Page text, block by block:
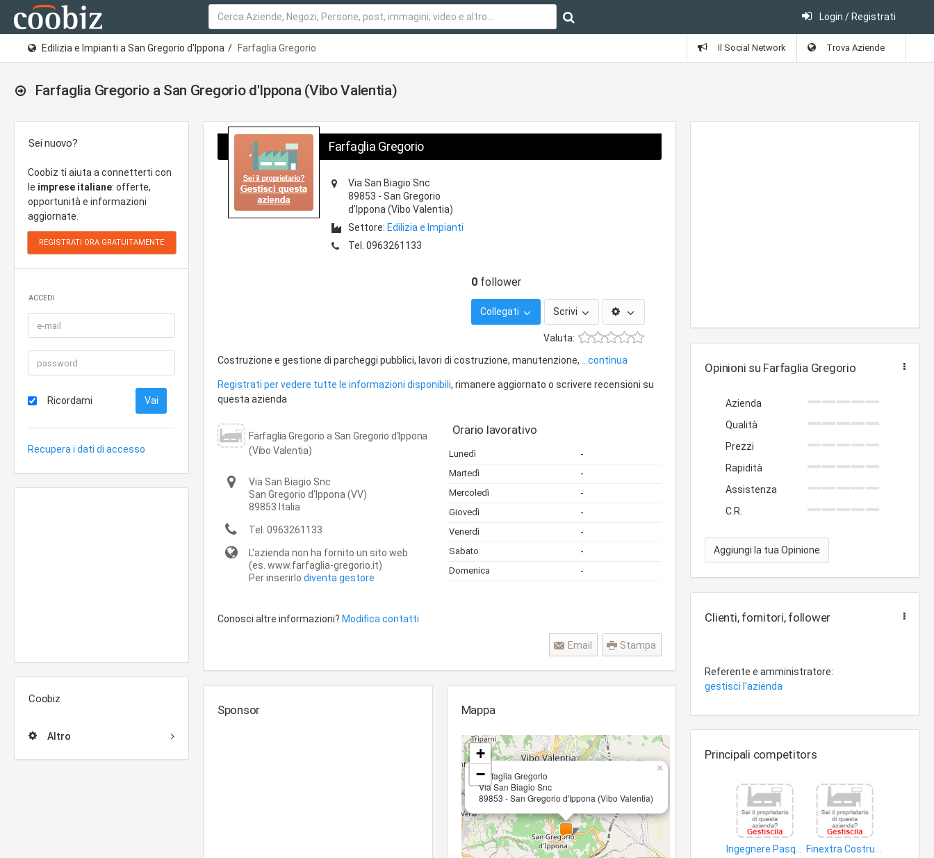
Login / Registrati
Edilizia e Impianti a San Gregorio d'Ippona Farfaglia Gregorio Il Social Network Trova Aziende
Farfaglia Gregorio a San Gregorio d'Ippona (Vibo Valentia)
Sei nuovo?
Coobiz ti aiuta a connetterti con
le imprese italiane: offerte,
opportunità e informazioni
aggiornate.
ACCEDI
Ricordami
Recupera i dati di accesso
Coobiz
Altro
Farfaglia Gregorio
Via San Biagio Snc
89853 - San Gregorio
d'Ippona (Vibo Valentia)
Settore: Edilizia e Impianti
Tel. 0963261133
0 follower
Collegati Scrivi
Valuta:
Costruzione e gestione di parcheggi pubblici, lavori di costruzione, manutenzione,
...continua
Registrati per vedere tutte le informazioni disponibili, rimanere aggiornato o scrivere recensioni su
questa azienda
Farfaglia Gregorio a San Gregorio d'Ippona
(Vibo Valentia)
Via San Biagio Snc
San Gregorio d'Ippona (VV)
89853 Italia
Tel. 0963261133
L'azienda non ha fornito un sito web
(es. www.farfaglia-gregorio.it)
Per inserirlo diventa gestore
Orario lavorativo
Lunedì -
Martedì -
Mercoledì -
Giovedì -
Venerdì -
Sabato -
Domenica -
Conosci altre informazioni? Modifica contatti
Stampa
Email
Sponsor Mappa
Farfaglia Gregorio
Via San Biagio Snc
89853 - San Gregorio d'Ippona (Vibo Valentia)
×
+
−
Opinioni su Farfaglia Gregorio
Azienda
Qualità
Prezzi
Rapidità
Assistenza
C.R.
Aggiungi la tua Opinione
Clienti, fornitori, follower
Referente e amministratore:
gestisci l'azienda
Principali competitors